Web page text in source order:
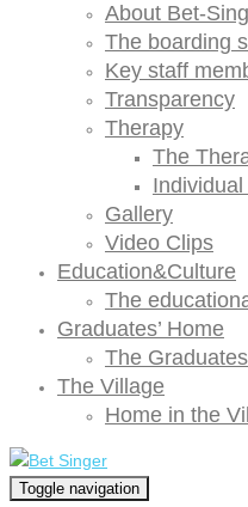
About Bet-
The boarding
Key staff
Transparency
Therapy
The
Gallery
Video Clips
Education&Culture
The
Graduates’ Home
The
The Village
Home in the
Toggle navigation